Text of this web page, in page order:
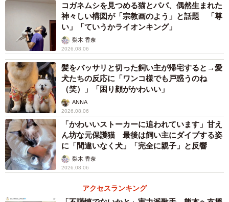
コガネムシを見つめる猫とパパ、偶然生まれた
神々しい構図が「宗教画のよう」と話題 「尊
い」「ていうかライオンキング」
梨木 香奈
2026.08.06
髪をバッサリと切った飼い主が帰宅すると→愛
犬たちの反応に「ワンコ様でも戸惑うのね
（笑）」「困り顔がかわいい」
ANNA
2026.08.06
「かわいいストーカーに追われています」甘え
ん坊な元保護猫 最後は飼い主にダイブする姿
に「間違いなく犬」「完全に親子」と反響
梨木 香奈
2026.08.06
アクセスランキング